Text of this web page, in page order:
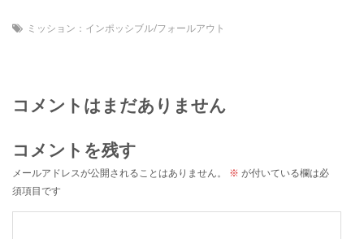
ミッション：インポッシブル/フォールアウト
コメントはまだありません
コメントを残す
メールアドレスが公開されることはありません。 ※ が付いている欄は必
須項目です